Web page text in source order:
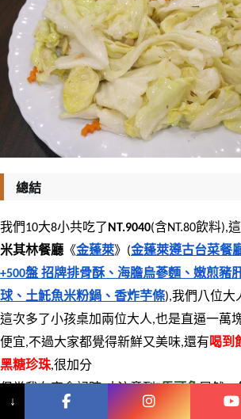
總結
我們10大8小共吃了 NT.9040(含NT.80飲料),
米其林餐廳 《金蓬萊》(金蓬萊遵古台菜餐
+500盤 招牌排骨酥、海膽烏蔘麵、嫩煎豬
球、土魠魚米粉鍋、香炸芋條),我們八位大
這次多了小孩桌加兩位大人,也是直逼一萬
便宜,不過大家都覺得新鮮又美味,還有喝到
黑糖珍珠,很加分
↓